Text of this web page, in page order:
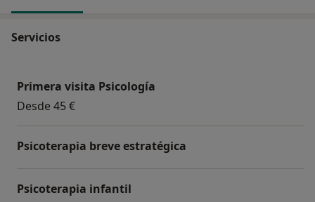
Servicios
Primera visita Psicología
Desde 45 €
Psicoterapia breve estratégica
Psicoterapia infantil